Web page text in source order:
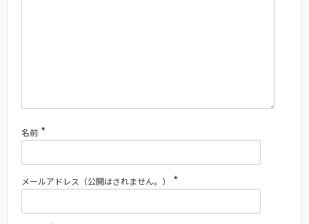
名前 *
メールアドレス（公開はされません。） *